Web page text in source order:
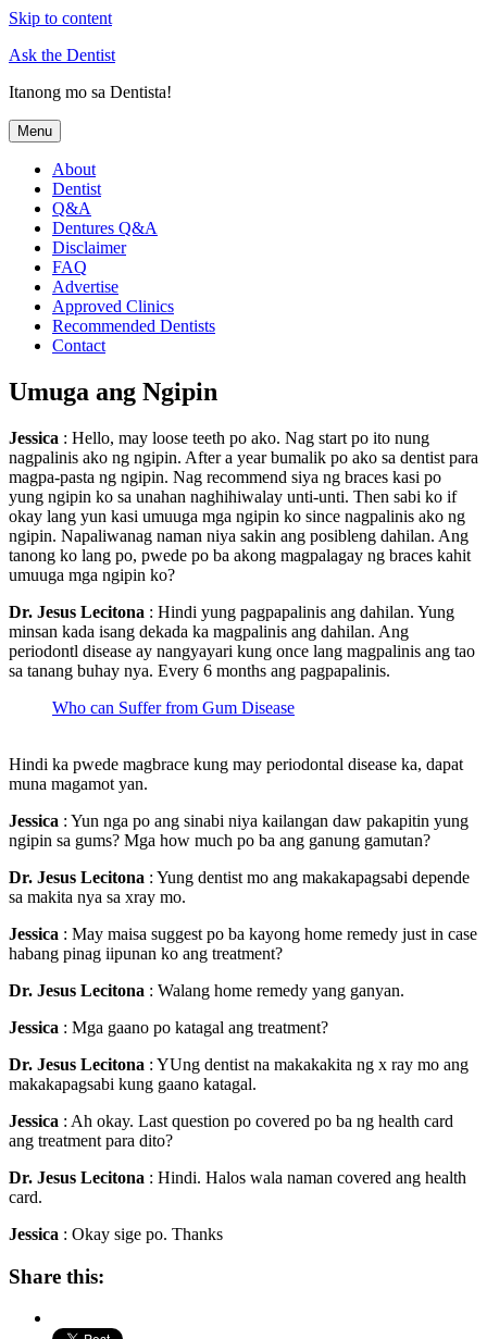
Skip to content
Ask the Dentist
Itanong mo sa Dentista!
Menu
About
Dentist
Q&A
Dentures Q&A
Disclaimer
FAQ
Advertise
Approved Clinics
Recommended Dentists
Contact
Umuga ang Ngipin
Jessica : Hello, may loose teeth po ako. Nag start po ito nung
nagpalinis ako ng ngipin. After a year bumalik po ako sa dentist para
magpa-pasta ng ngipin. Nag recommend siya ng braces kasi po
yung ngipin ko sa unahan naghihiwalay unti-unti. Then sabi ko if
okay lang yun kasi umuuga mga ngipin ko since nagpalinis ako ng
ngipin. Napaliwanag naman niya sakin ang posibleng dahilan. Ang
tanong ko lang po, pwede po ba akong magpalagay ng braces kahit
umuuga mga ngipin ko?
Dr. Jesus Lecitona : Hindi yung pagpapalinis ang dahilan. Yung
minsan kada isang dekada ka magpalinis ang dahilan. Ang
periodontl disease ay nangyayari kung once lang magpalinis ang tao
sa tanang buhay nya. Every 6 months ang pagpapalinis.
Who can Suffer from Gum Disease
Hindi ka pwede magbrace kung may periodontal disease ka, dapat
muna magamot yan.
Jessica : Yun nga po ang sinabi niya kailangan daw pakapitin yung
ngipin sa gums? Mga how much po ba ang ganung gamutan?
Dr. Jesus Lecitona : Yung dentist mo ang makakapagsabi depende
sa makita nya sa xray mo.
Jessica : May maisa suggest po ba kayong home remedy just in case
habang pinag iipunan ko ang treatment?
Dr. Jesus Lecitona : Walang home remedy yang ganyan.
Jessica : Mga gaano po katagal ang treatment?
Dr. Jesus Lecitona : YUng dentist na makakakita ng x ray mo ang
makakapagsabi kung gaano katagal.
Jessica : Ah okay. Last question po covered po ba ng health card
ang treatment para dito?
Dr. Jesus Lecitona : Hindi. Halos wala naman covered ang health
card.
Jessica : Okay sige po. Thanks
Share this: